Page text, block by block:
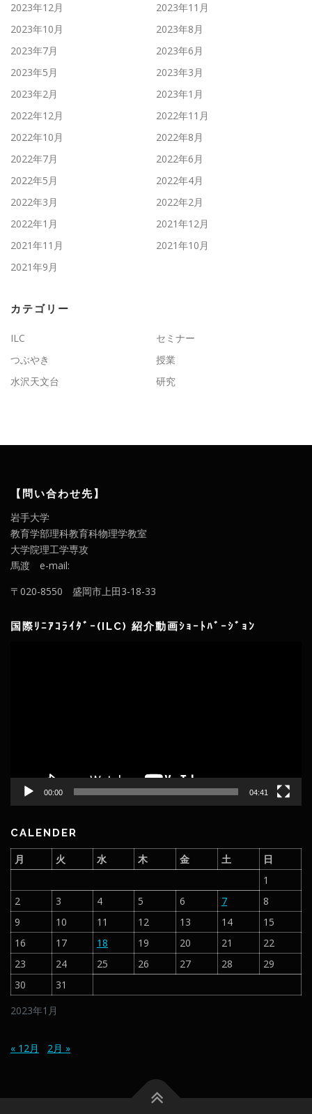
2023年12月
2023年11月
2023年10月
2023年8月
2023年7月
2023年6月
2023年5月
2023年3月
2023年2月
2023年1月
2022年12月
2022年11月
2022年10月
2022年8月
2022年7月
2022年6月
2022年5月
2022年4月
2022年3月
2022年2月
2022年1月
2021年12月
2021年11月
2021年10月
2021年9月
カテゴリー
ILC
セミナー
つぶやき
授業
水沢天文台
研究
【問い合わせ先】
岩手大学
教育学部理科教育科物理学教室
大学院理工学専攻
馬渡 e-mail:
〒020-8550 盛岡市上田3-18-33
国際ﾘﾆｱｺﾗｲﾀﾞｰ(ILC) 紹介動画ｼｮｰﾄﾊﾞｰｼﾞｮﾝ
00:00 04:41
CALENDER
2023年1月
月 火 水 木 金 土
日
1
2
3 4 5 6 7
8
9
10 11 12 13 14
15
16
17 18 19 20 21
22
23
24 25 26 27 28
29
30
31
« 12月 2月 »